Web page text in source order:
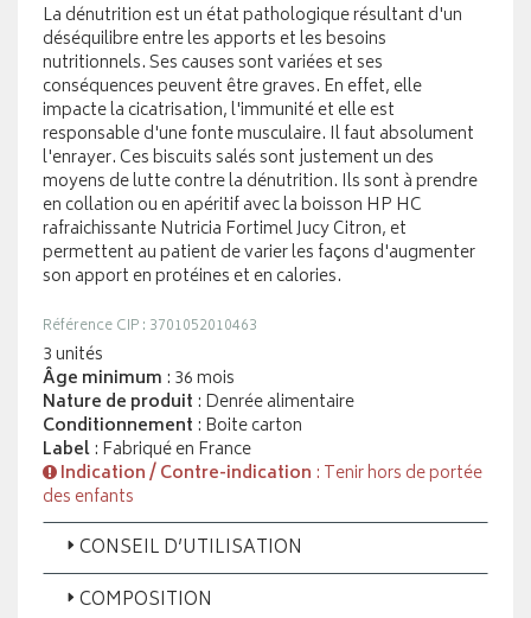
La dénutrition est un état pathologique résultant d'un
déséquilibre entre les apports et les besoins
nutritionnels. Ses causes sont variées et ses
conséquences peuvent être graves. En effet, elle
impacte la cicatrisation, l'immunité et elle est
responsable d'une fonte musculaire. Il faut absolument
l'enrayer. Ces biscuits salés sont justement un des
moyens de lutte contre la dénutrition. Ils sont à prendre
en collation ou en apéritif avec la boisson HP HC
rafraichissante Nutricia Fortimel Jucy Citron, et
permettent au patient de varier les façons d'augmenter
son apport en protéines et en calories.
Référence CIP : 3701052010463
3 unités
Âge minimum : 36 mois
Nature de produit : Denrée alimentaire
Conditionnement : Boite carton
Label: Fabriqué en France
Indication / Contre-indication : Tenir hors de portée
des enfants
CONSEIL D’UTILISATION
COMPOSITION